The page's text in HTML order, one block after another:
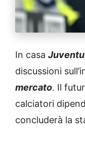
In casa
discussioni
mercato. Il
calciatori
concluderà la